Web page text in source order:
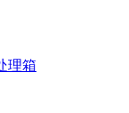
理箱